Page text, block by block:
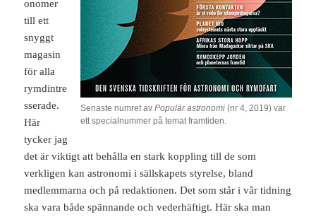
Senaste numret av Populär astronomi(nr 4, 2019) var
ett specialnummer på temat framtiden.
onomer
till ett
snyggt
magasin
för alla
rymdintre
sserade.
Här
tycker jag
det är viktigt att behålla en stark koppling till de som
verkligen kan astronomi i sällskapets styrelse, bland
medlemmarna och på redaktionen. Det som står i vår tidning
ska vara både spännande och vederhäftigt. Här ska man